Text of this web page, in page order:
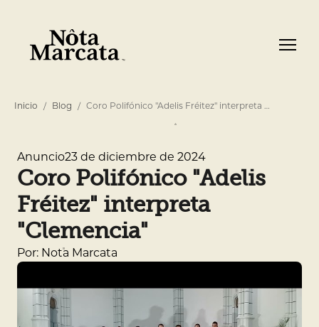
Inicio Blog Coro Polifónico "Adelis Fréitez" interpreta …
Anuncio23 de diciembre de 2024
Coro Polifónico "Adelis
Fréitez" interpreta
"Clemencia"
Por: Nota Marcata